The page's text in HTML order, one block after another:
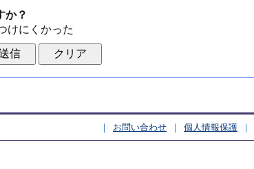
か？
けにくかった
お問い合わせ 個人情報保護